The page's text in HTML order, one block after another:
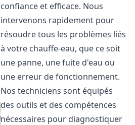
confiance et efficace. Nous
intervenons rapidement pour
résoudre tous les problèmes liés
à votre chauffe-eau, que ce soit
une panne, une fuite d'eau ou
une erreur de fonctionnement.
Nos techniciens sont équipés
des outils et des compétences
nécessaires pour diagnostiquer